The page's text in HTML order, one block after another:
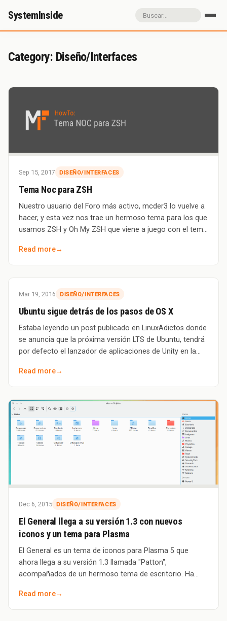
SystemInside
Sobre SystemInside
Category: Diseño/Interfaces
Sep 15, 2017 DISEÑO/INTERFACES
Tema Noc para ZSH
Nuestro usuario del Foro más activo, mcder3 lo vuelve a
hacer, y esta vez nos trae un hermoso tema para los que
usamos ZSH y Oh My ZSH que viene a juego con el tema
Read more→
Mar 19, 2016 DISEÑO/INTERFACES
Ubuntu sigue detrás de los pasos de OS X
Estaba leyendo un post publicado en LinuxAdictos donde
se anuncia que la próxima versión LTS de Ubuntu, tendrá
por defecto el lanzador de aplicaciones de Unity en la
Read more→
Dec 6, 2015 DISEÑO/INTERFACES
El General llega a su versión 1.3 con nuevos
iconos y un tema para Plasma
El General es un tema de iconos para Plasma 5 que
ahora llega a su versión 1.3 llamada "Patton",
acompañados de un hermoso tema de escritorio. Ha
Read more→